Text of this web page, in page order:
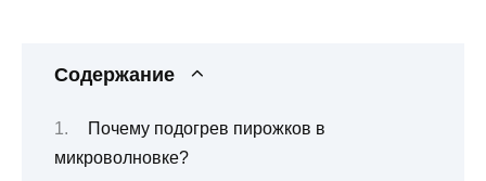
Содержание
Почему подогрев пирожков в
микроволновке?